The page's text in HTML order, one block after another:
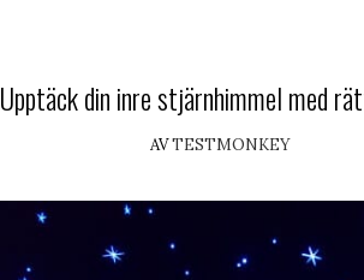
Upptäck din inre stjärnhimmel med
AVTESTMONKEY